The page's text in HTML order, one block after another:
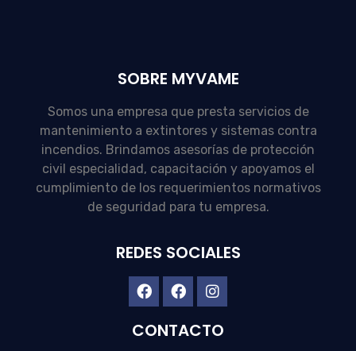
SOBRE MYVAME
Somos una empresa que presta servicios de
mantenimiento a extintores y sistemas contra
incendios. Brindamos asesorías de protección
civil especialidad, capacitación y apoyamos el
cumplimiento de los requerimientos normativos
de seguridad para tu empresa.
REDES SOCIALES
CONTACTO